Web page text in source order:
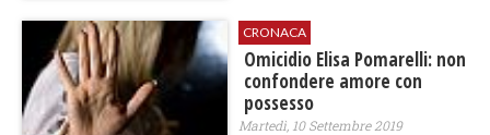
CRONACA
Omicidio Elisa Pomarelli: non
confondere amore con
possesso
Martedì, 10 Settembre 2019